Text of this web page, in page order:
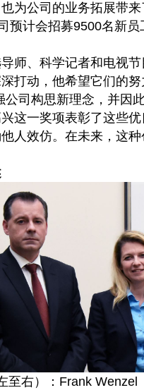
为公司的业务拓展带
预计会招募9500名新员
师、科学记者和电视
打动，他希望它们的
公司构思新理念，并因
这一奖项表彰了这些
人效仿。在未来，这
至右）：Frank